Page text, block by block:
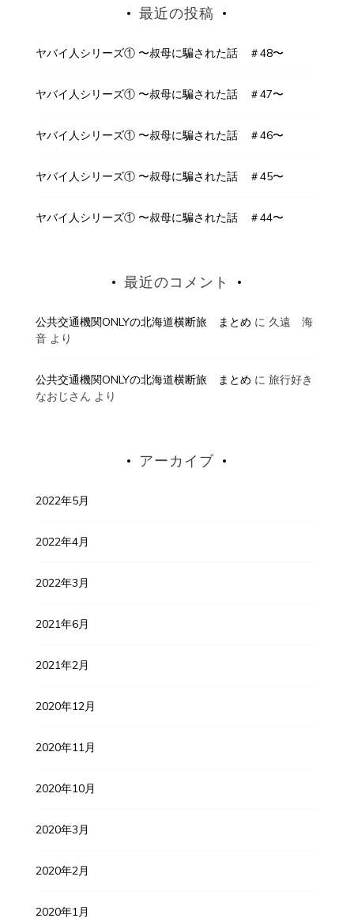
最近の投稿
ヤバイ人シリーズ① 〜叔母に騙された話 ＃48〜
ヤバイ人シリーズ① 〜叔母に騙された話 ＃47〜
ヤバイ人シリーズ① 〜叔母に騙された話 ＃46〜
ヤバイ人シリーズ① 〜叔母に騙された話 ＃45〜
ヤバイ人シリーズ① 〜叔母に騙された話 ＃44〜
最近のコメント
公共交通機関ONLYの北海道横断旅 まとめ に 久遠 海
音より
公共交通機関ONLYの北海道横断旅 まとめ に 旅行好き
なおじさん より
アーカイブ
2022年5月
2022年4月
2022年3月
2021年6月
2021年2月
2020年12月
2020年11月
2020年10月
2020年3月
2020年2月
2020年1月